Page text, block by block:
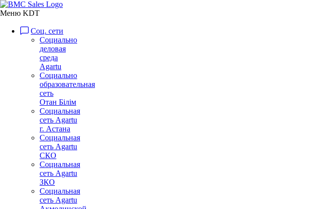
Меню KDT
Соц. сети
Социально
деловая
среда
Agartu
Социально
образовательная
сеть
Отан Бiлiм
Социальная
сеть Agartu
г. Астана
Социальная
сеть Agartu
СКО
Социальная
сеть Agartu
ЗКО
Социальная
сеть Agartu